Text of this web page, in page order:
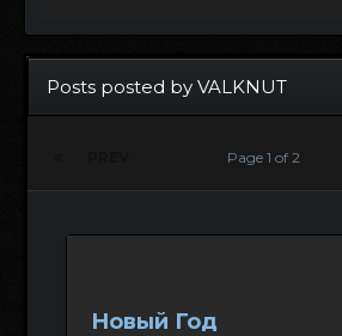
Posts posted by VALKNUT
Page 1 of 2
Новый Год